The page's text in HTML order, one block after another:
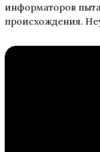
информаторов
происхождения.